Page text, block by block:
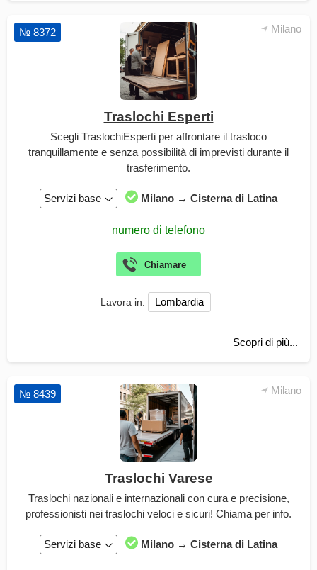
Milano
№ 8372
Traslochi Esperti
Scegli TraslochiEsperti per affrontare il trasloco
tranquillamente e senza possibilità di imprevisti durante il
trasferimento.
Servizi base Milano → Cisterna di Latina
Lavora in: Lombardia
Scopri di più...
Milano
№ 8439
Traslochi Varese
Traslochi nazionali e internazionali con cura e precisione,
professionisti nei traslochi veloci e sicuri! Chiama per info.
Servizi base Milano → Cisterna di Latina